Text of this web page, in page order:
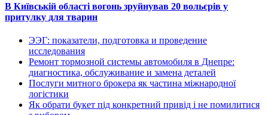
В Київській області вогонь зруйнував 20 вольєрів у
притулку для тварин
ЭЭГ: показатели, подготовка и проведение
исследования
Ремонт тормозной системы автомобиля в Днепре:
диагностика, обслуживание и замена деталей
Послуги митного брокера як частина міжнародної
логістики
Як обрати букет під конкретний привід і не помилитися